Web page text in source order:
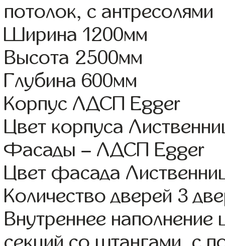
потолок, с антресолями
Ширина 1200мм
Высота 2500мм
Глубина 600мм
Корпус ЛДСП Egger
Цвет корпуса
Фасады – ЛДСП Egger
Цвет фасада
Количество дверей 3
Внутреннее